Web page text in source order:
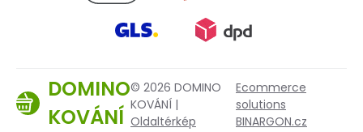
DOMINO
KOVÁNÍ
© 2026 DOMINO
KOVÁNÍ |
Oldaltérkép
Ecommerce
solutions
BINARGON.cz